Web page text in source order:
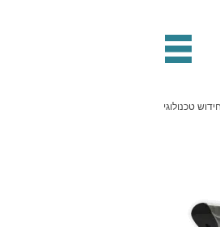
חידוש טכנולוגי